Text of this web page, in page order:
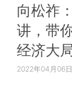
向松祚
讲，带
经济大
2022年04月06日